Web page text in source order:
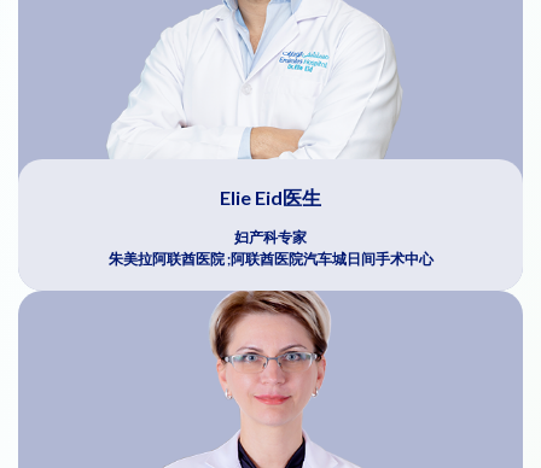
Elie Eid医生
妇产科专家
朱美拉阿联酋医院 ;阿联酋医院汽车城日间手术中心